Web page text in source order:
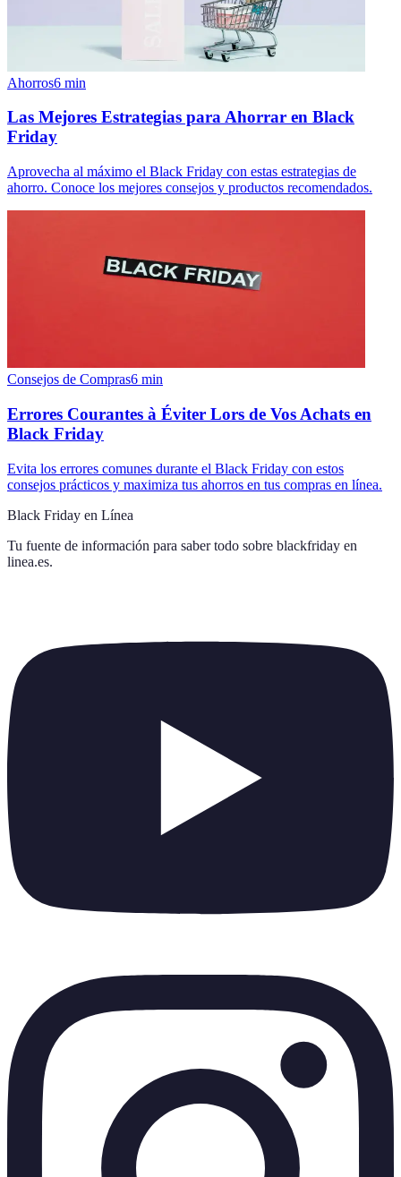
Ahorros6 min
Las Mejores Estrategias para Ahorrar en Black
Friday
Aprovecha al máximo el Black Friday con estas estrategias de
ahorro. Conoce los mejores consejos y productos recomendados.
Consejos de Compras6 min
Errores Courantes à Éviter Lors de Vos Achats en
Black Friday
Evita los errores comunes durante el Black Friday con estos
consejos prácticos y maximiza tus ahorros en tus compras en línea.
Black Friday en Línea
Tu fuente de información para saber todo sobre blackfriday en
linea.es.